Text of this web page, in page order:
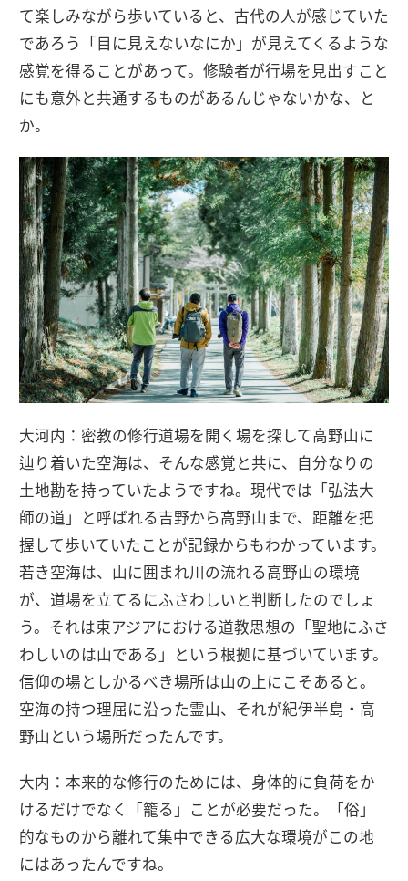
て楽しみながら歩いていると、古代の人が感じていた
であろう「目に見えないなにか」が見えてくるような
感覚を得ることがあって。修験者が行場を見出すこと
にも意外と共通するものがあるんじゃないかな、と
か。
大河内：密教の修行道場を開く場を探して高野山に
辿り着いた空海は、そんな感覚と共に、自分なりの
土地勘を持っていたようですね。現代では「弘法大
師の道」と呼ばれる吉野から高野山まで、距離を把
握して歩いていたことが記録からもわかっています。
若き空海は、山に囲まれ川の流れる高野山の環境
が、道場を立てるにふさわしいと判断したのでしょ
う。それは東アジアにおける道教思想の「聖地にふさ
わしいのは山である」という根拠に基づいています。
信仰の場としかるべき場所は山の上にこそあると。
空海の持つ理屈に沿った霊山、それが紀伊半島・高
野山という場所だったんです。
大内：本来的な修行のためには、身体的に負荷をか
けるだけでなく「籠る」ことが必要だった。「俗」
的なものから離れて集中できる広大な環境がこの地
にはあったんですね。